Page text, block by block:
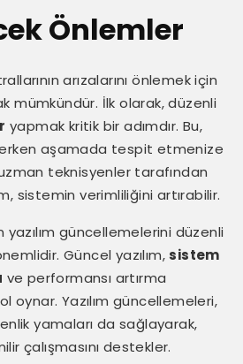
Önlemler
arızalarını önlemek için
mümkündür. İlk olarak, düzenli
yapmak kritik bir adımdır. Bu,
aşamada tespit etmenize
teknisyenler tarafından
sistemin verimliliğini artırabilir.
güncellemelerini düzenli
Güncel yazılım, sistem
ve performansı artırma
oynar. Yazılım güncellemeleri,
yamaları da sağlayarak,
çalışmasını destekler.